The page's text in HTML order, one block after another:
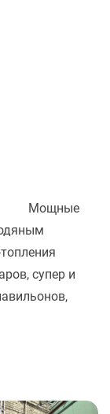
Мощные
супер и